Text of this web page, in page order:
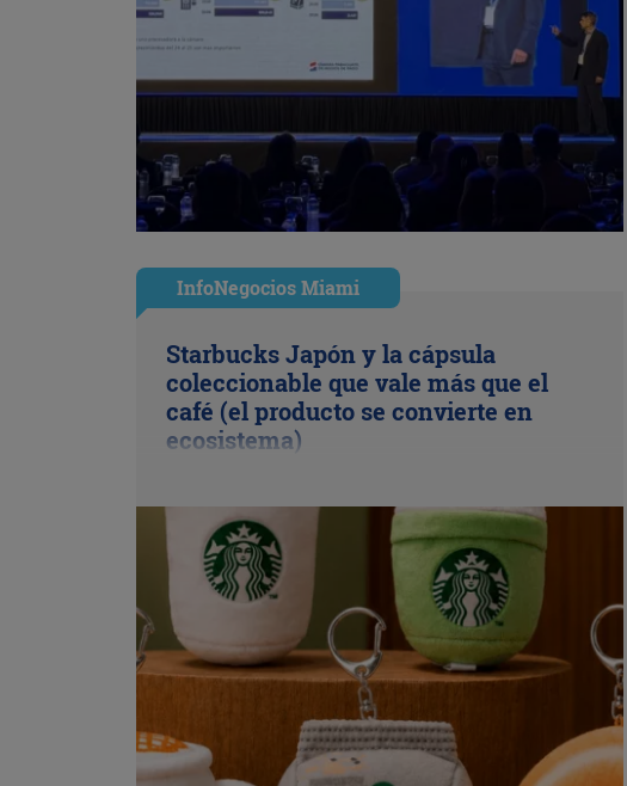
InfoNegocios Miami
Starbucks Japón y la cápsula
coleccionable que vale más que el
café (el producto se convierte en
ecosistema)